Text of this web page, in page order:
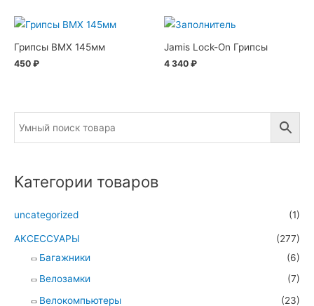
Грипсы BMX 145мм
450 ₽
Jamis Lock-On Грипсы
4 340 ₽
Категории товаров
uncategorized (1)
АКСЕССУАРЫ
(277)
Багажники
(6)
Велозамки
(7)
Велокомпьютеры
(23)